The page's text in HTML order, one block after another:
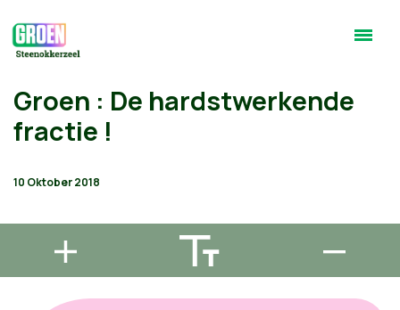
Groen : De hardstwerkende
fractie !
10 Oktober 2018